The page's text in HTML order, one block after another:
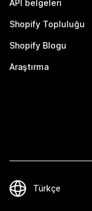
API belgeleri
Shopify Topluluğu
Shopify Blogu
Araştırma